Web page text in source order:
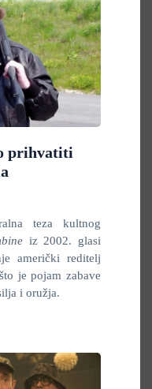
prihvatiti
teza kultnog
iz 2002. glasi
američki reditelj
je pojam zabave
i oružja.